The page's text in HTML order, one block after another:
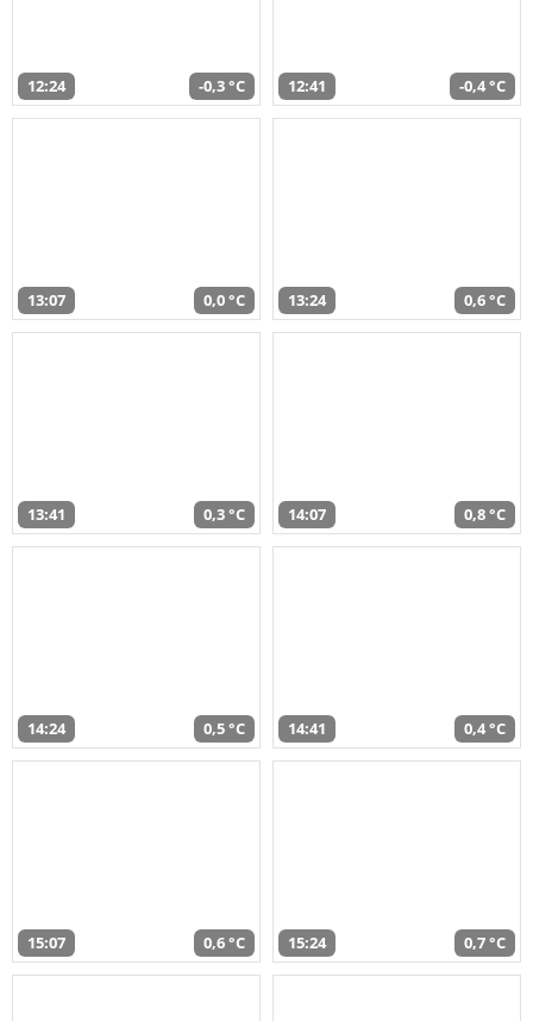
12:24 -0,3 °C 12:41 -0,4 °C
13:07 0,0 °C 13:24 0,6 °C
13:41 0,3 °C 14:07 0,8 °C
14:24 0,5 °C 14:41 0,4 °C
15:07 0,6 °C 15:24 0,7 °C